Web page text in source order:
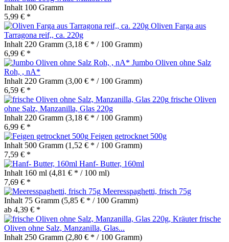
Inhalt 100 Gramm
5,99 € *
Oliven Farga aus
Tarragona reif,, ca. 220g
Inhalt 220 Gramm (3,18 € * / 100 Gramm)
6,99 € *
Jumbo Oliven ohne Salz
Roh, , nA*
Inhalt 220 Gramm (3,00 € * / 100 Gramm)
6,59 € *
frische Oliven
ohne Salz, Manzanilla, Glas 220g
Inhalt 220 Gramm (3,18 € * / 100 Gramm)
6,99 € *
Feigen getrocknet 500g
Inhalt 500 Gramm (1,52 € * / 100 Gramm)
7,59 € *
Hanf- Butter, 160ml
Inhalt 160 ml (4,81 € * / 100 ml)
7,69 € *
Meeresspaghetti, frisch 75g
Inhalt 75 Gramm (5,85 € * / 100 Gramm)
ab 4,39 € *
frische
Oliven ohne Salz, Manzanilla, Glas...
Inhalt 250 Gramm (2,80 € * / 100 Gramm)